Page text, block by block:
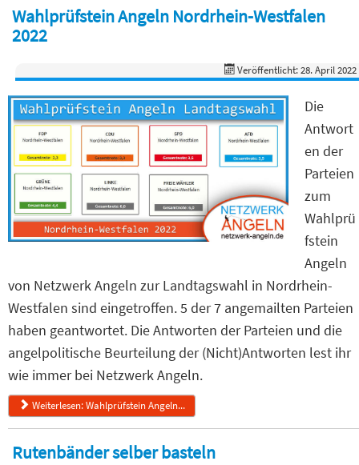
Wahlprüfstein Angeln Nordrhein-Westfalen
2022
Veröffentlicht: 28. April 2022
Die
Antwort
en der
Parteien
zum
Wahlprü
fstein
Angeln
von Netzwerk Angeln zur Landtagswahl in Nordrhein-
Westfalen sind eingetroffen. 5 der 7 angemailten Parteien
haben geantwortet. Die Antworten der Parteien und die
angelpolitische Beurteilung der (Nicht)Antworten lest ihr
wie immer bei Netzwerk Angeln.
Weiterlesen: Wahlprüfstein Angeln...
Rutenbänder selber basteln